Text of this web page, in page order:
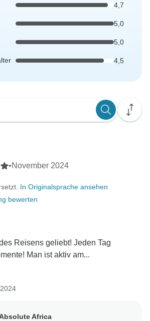
4,7
5,0
5,0
4,5
•November 2024
In Originalsprache ansehen
bewerten
Reisens geliebt! Jeden Tag
Man ist aktiv am...
Africa